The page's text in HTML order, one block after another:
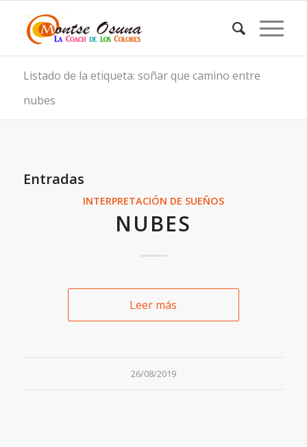
Listado de la etiqueta: soñar que camino entre
nubes
Entradas
INTERPRETACIÓN DE SUEÑOS
NUBES
Leer más
26/08/2019